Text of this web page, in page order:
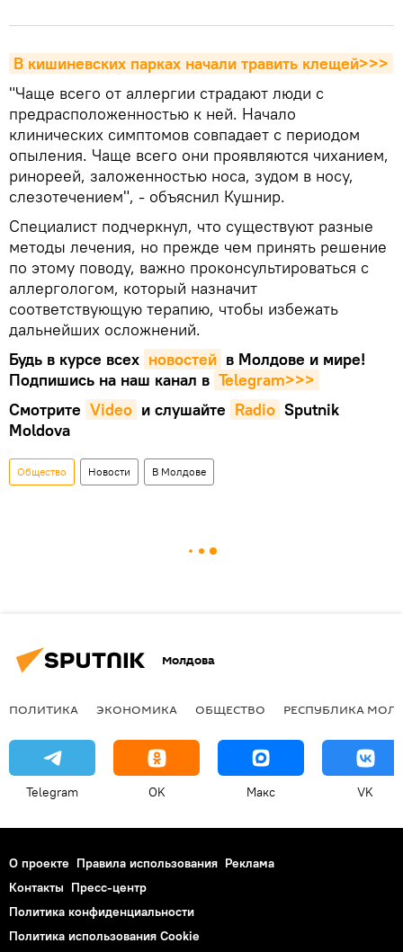
В кишиневских парках начали травить клещей>>>
"Чаще всего от аллергии страдают люди с
предрасположенностью к ней. Начало
клинических симптомов совпадает с периодом
опыления. Чаще всего они проявляются чиханием,
ринореей, заложенностью носа, зудом в носу,
слезотечением", - объяснил Кушнир.
Специалист подчеркнул, что существуют разные
методы лечения, но прежде чем принять решение
по этому поводу, важно проконсультироваться с
аллергологом, который назначит
соответствующую терапию, чтобы избежать
дальнейших осложнений.
Будь в курсе всех новостей в Молдове и мире!
Подпишись на наш канал в Telegram>>>
Смотрите Video и слушайте Radio Sputnik
Moldova
Общество Новости В Молдове
Молдова
ПОЛИТИКА ЭКОНОМИКА ОБЩЕСТВО РЕСПУБЛИКА
Telegram OK Макс VK
О проекте Правила использования Реклама
Контакты Пресс-центр
Политика конфиденциальности
Политика использования Cookie